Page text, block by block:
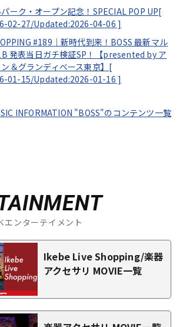
ーク・オープン記念！SPECIAL POP UP[
02-27/Updated:2026-04-06 ]
#189｜新時代到来！BOSS 最新マル
発表当日ガチ検証SP！【presented by ア
＆グランディベース東京】[
01-15/Updated:2026-01-16 ]
INFORMATION "BOSS"のコンテンツ一覧
エンターテイメント
Ikebe Live Shopping/楽器
アクセサリ MOVIE一覧